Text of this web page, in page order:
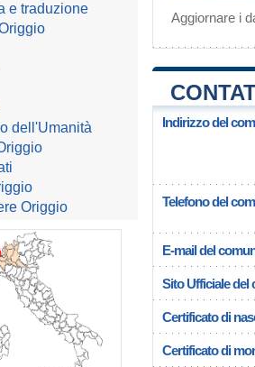
Aggiornare i
Indirizzo del
Telefono del
E-mail del
Sito Ufficiale del
Certificato di
Certificato di
e traduzione
dell'Umanità
Origgio